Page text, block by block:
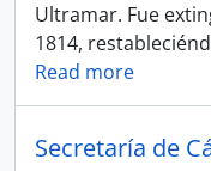
Ultramar. Fue
1814,
Read more
Secretaría de